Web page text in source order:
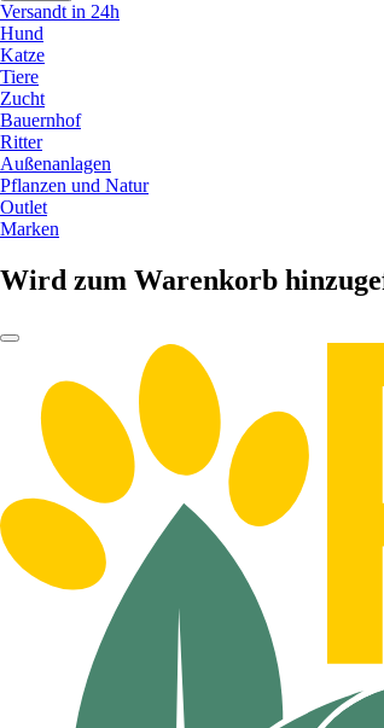
Versandt in 24h
Hund
Katze
Tiere
Zucht
Bauernhof
Ritter
Außenanlagen
Pflanzen und Natur
Outlet
Marken
Wird zum Warenkorb